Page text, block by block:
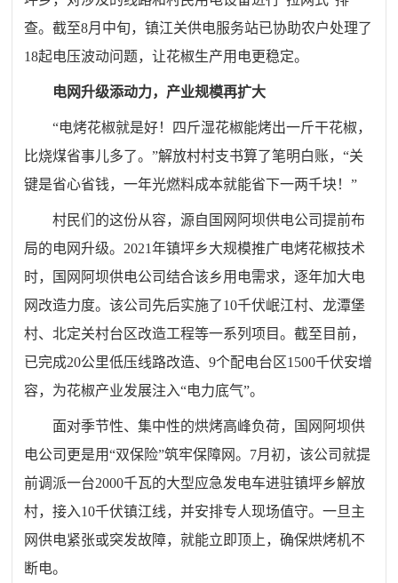
查。截至8月中旬，镇江关供电服务站已协助农户处理了
18起电压波动问题，让花椒生产用电更稳定。
电网升级添动力，产业规模再扩大
“电烤花椒就是好！四斤湿花椒能烤出一斤干花椒，
比烧煤省事儿多了。”解放村村支书算了笔明白账，“关
键是省心省钱，一年光燃料成本就能省下一两千块！”
村民们的这份从容，源自国网阿坝供电公司提前布
局的电网升级。2021年镇坪乡大规模推广电烤花椒技术
时，国网阿坝供电公司结合该乡用电需求，逐年加大电
网改造力度。该公司先后实施了10千伏岷江村、龙潭堡
村、北定关村台区改造工程等一系列项目。截至目前，
已完成20公里低压线路改造、9个配电台区1500千伏安增
容，为花椒产业发展注入“电力底气”。
面对季节性、集中性的烘烤高峰负荷，国网阿坝供
电公司更是用“双保险”筑牢保障网。7月初，该公司就提
前调派一台2000千瓦的大型应急发电车进驻镇坪乡解放
村，接入10千伏镇江线，并安排专人现场值守。一旦主
网供电紧张或突发故障，就能立即顶上，确保烘烤机不
断电。